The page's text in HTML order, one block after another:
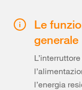
Le
generale
l’energia